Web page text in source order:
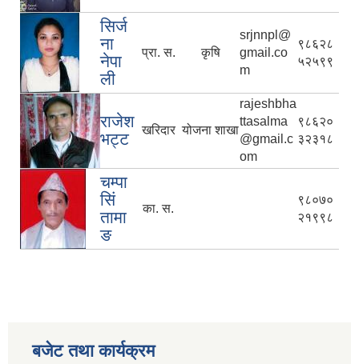
सिर्ज
ना
नेपा
ली
प्रा. स. कृषि
srjnnpl@
gmail.co
m
९८६२८
५२५९९
राजेश
भट्ट
खरिदार योजना शाखा
rajeshbha
ttasalma
@gmail.c
om
९८६२०
३२३१८
चम्पा
सिं
तामा
ङ
का. स.
९८०७०
२१९९८
बजेट तथा कार्यक्रम